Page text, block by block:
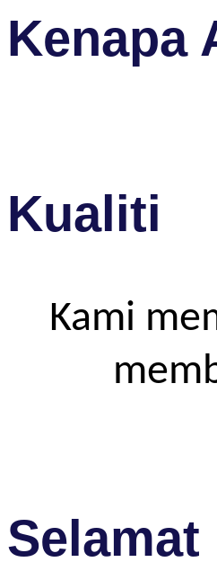
Kenapa
Kualiti
Kami
Selamat